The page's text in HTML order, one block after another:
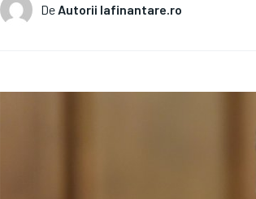
De Autorii Iafinantare.ro